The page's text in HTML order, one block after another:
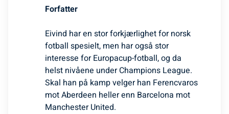
Forfatter
Eivind har en stor forkjærlighet for norsk
fotball spesielt, men har også stor
interesse for Europacup-fotball, og da
helst nivåene under Champions League.
Skal han på kamp velger han Ferencvaros
mot Aberdeen heller enn Barcelona mot
Manchester United.